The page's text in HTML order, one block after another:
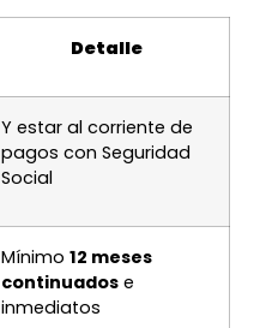
Detalle
Y estar al corriente de
pagos con Seguridad
Social
Mínimo 12 meses
continuados e
inmediatos